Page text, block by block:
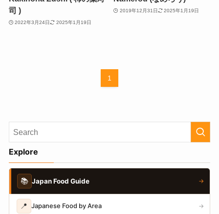
司 )
2022年3月24日 2025年1月19日
2019年12月31日 2025年1月19日
1
Explore
📚 Japan Food Guide →
📍 Japanese Food by Area →